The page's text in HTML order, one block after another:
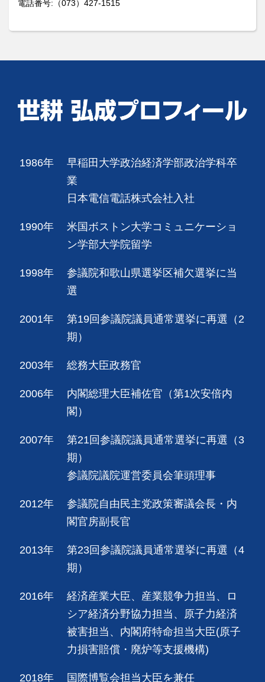
電話番号:（073）427-1515
1986年
早稲田大学政治経済学部政治学科卒
業
日本電信電話株式会社入社
1990年
米国ボストン大学コミュニケーショ
ン学部大学院留学
1998年
参議院和歌山県選挙区補欠選挙に当
選
2001年
第19回参議院議員通常選挙に再選（2
期）
2003年 総務大臣政務官
2006年
内閣総理大臣補佐官（第1次安倍内
閣）
2007年
第21回参議院議員通常選挙に再選（3
期）
参議院議院運営委員会筆頭理事
2012年
参議院自由民主党政策審議会長・内
閣官房副長官
2013年
第23回参議院議員通常選挙に再選（4
期）
2016年
経済産業大臣、産業競争力担当、ロ
シア経済分野協力担当、原子力経済
被害担当、内閣府特命担当大臣(原子
力損害賠償・廃炉等支援機構)
2018年 国際博覧会担当大臣を兼任